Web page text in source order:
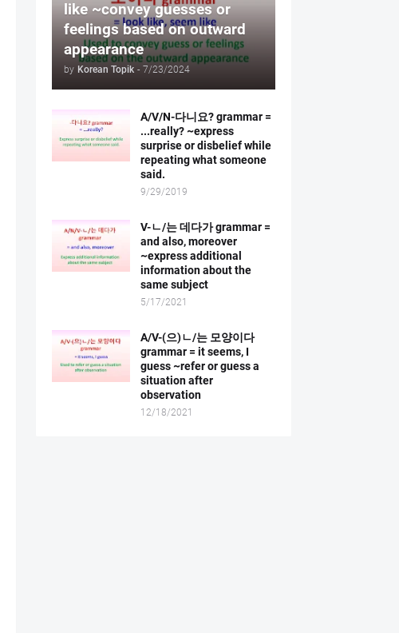
like ~convey guesses or
feelings based on outward
appearance
by Korean Topik - 7/23/2024
A/V/N-다니요? grammar =
...really? ~express
surprise or disbelief while
repeating what someone
said.
9/29/2019
V-ㄴ/는 데다가 grammar =
and also, moreover
~express additional
information about the
same subject
5/17/2021
A/V-(으)ㄴ/는 모양이다
grammar = it seems, I
guess ~refer or guess a
situation after
observation
12/18/2021